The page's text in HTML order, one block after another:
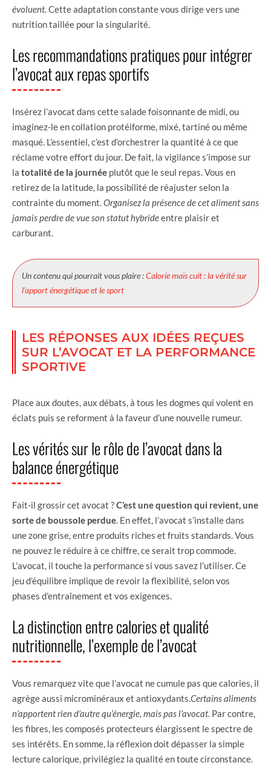
évoluent. Cette adaptation constante vous dirige vers une
nutrition taillée pour la singularité.
Les recommandations pratiques pour intégrer
l’avocat aux repas sportifs
Insérez l’avocat dans cette salade foisonnante de midi, ou
imaginez-le en collation protéiforme, mixé, tartiné ou même
masqué. L’essentiel, c’est d’orchestrer la quantité à ce que
réclame votre effort du jour. De fait, la vigilance s’impose sur
la totalité de la journée plutôt que le seul repas. Vous en
retirez de la latitude, la possibilité de réajuster selon la
contrainte du moment.Organisez la présence de cet aliment sans
jamais perdre de vue son statut hybrideentre plaisir et
carburant.
Un contenu qui pourrait vous plaire :Calorie maïs cuit : la vérité sur
l’apport énergétique et le sport
LES RÉPONSES AUX IDÉES REÇUES
SUR L’AVOCAT ET LA PERFORMANCE
SPORTIVE
Place aux doutes, aux débats, à tous les dogmes qui volent en
éclats puis se reforment à la faveur d’une nouvelle rumeur.
Les vérités sur le rôle de l’avocat dans la
balance énergétique
Fait-il grossir cet avocat ?C’est une question qui revient, une
sorte de boussole perdue. En effet, l’avocat s’installe dans
une zone grise, entre produits riches et fruits standards. Vous
ne pouvez le réduire à ce chiffre, ce serait trop commode.
L’avocat, il touche la performance si vous savez l’utiliser. Ce
jeu d’équilibre implique de revoir la flexibilité, selon vos
phases d’entraînement et vos exigences.
La distinction entre calories et qualité
nutritionnelle, l’exemple de l’avocat
Vous remarquez vite que l’avocat ne cumule pas que calories, il
agrège aussi microminéraux et antioxydants.Certains aliments
n’apportent rien d’autre qu’énergie, mais pas l’avocat. Par contre,
les fibres, les composés protecteurs élargissent le spectre de
ses intérêts. En somme, la réflexion doit dépasser la simple
lecture calorique, privilégiez la qualité en toute circonstance.